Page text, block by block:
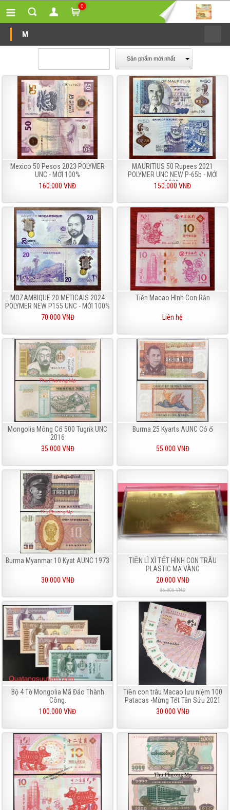
0
M
Sản phẩm mới nhất
Mexico 50 Pesos 2023 POLYMER
UNC - MỚI 100%
160.000 VNĐ
MAURITIUS 50 Rupees 2021
POLYMER UNC NEW P-65b - MỚI
100%
150.000 VNĐ
MOZAMBIQUE 20 METICAIS 2024
POLYMER NEW P155 UNC - MỚI 100%
70.000 VNĐ
Tiền Macao Hình Con Rắn
Liên hệ
Mongolia Mông Cổ 500 Tugrik UNC
2016
35.000 VNĐ
Burma 25 Kyarts AUNC Có ố
55.000 VNĐ
Burma Myanmar 10 Kyat AUNC 1973
30.000 VNĐ
TIỀN LÌ XÌ TẾT HÌNH CON TRÂU
PLASTIC MẠ VÀNG
20.000 VNĐ
35.000 VNĐ
Bộ 4 Tờ Mongolia Mã Đáo Thành
Công.
100.000 VNĐ
Tiền con trâu Macao lưu niệm 100
Patacas -Mừng Tết Tân Sửu 2021
30.000 VNĐ